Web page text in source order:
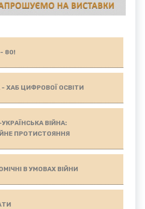
- 80!
- ХАБ ЦИФРОВОЇ ОСВІТИ
ВІЙНА:
ПРОТИСТОЯННЯ
В УМОВАХ ВІЙНИ